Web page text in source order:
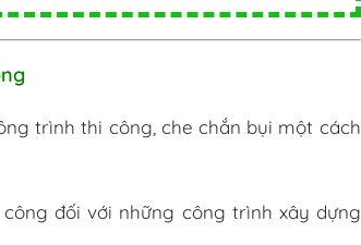
trình thi công, che chắn bụi một cách
đối với những công trình xây dựng